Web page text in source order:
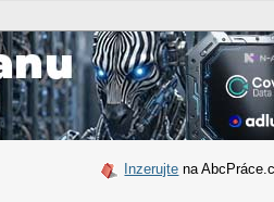
Inzerujte na